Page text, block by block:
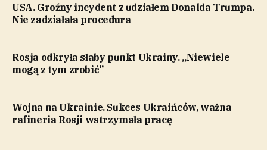
USA. Groźny incydent z udziałem Donalda Trumpa.
Nie zadziałała procedura
Rosja odkryła słaby punkt Ukrainy. „Niewiele
mogą z tym zrobić”
Wojna na Ukrainie. Sukces Ukraińców, ważna
rafineria Rosji wstrzymała pracę